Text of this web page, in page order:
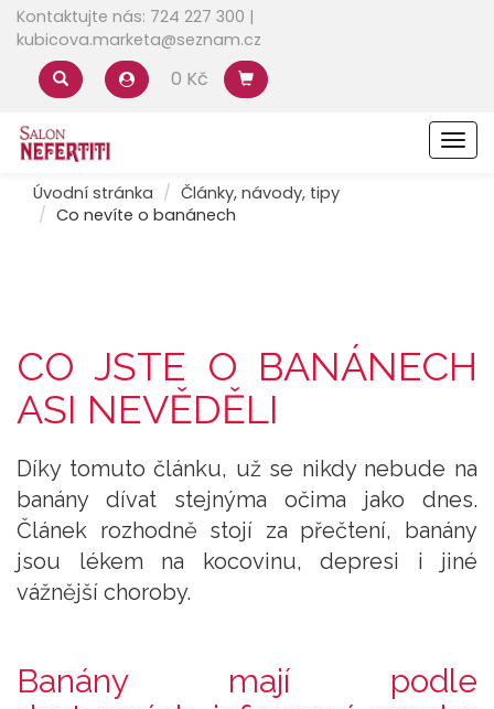
Kontaktujte nás: 724 227 300 |
kubicova.marketa@seznam.cz
0 Kč
Úvodní stránka
Články, návody, tipy
Co nevíte o banánech
CO JSTE O BANÁNECH
ASI NEVĚDĚLI
Díky tomuto článku, už se nikdy nebude na
banány dívat stejnýma očima jako dnes.
Článek rozhodně stojí za přečtení, banány
jsou lékem na kocovinu, depresi i jiné
vážnější choroby.
Banány mají podle